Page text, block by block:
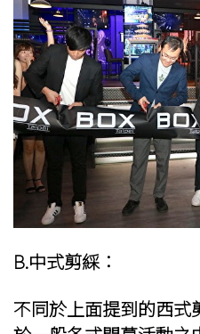
B.中式剪綵：
不同於上面提到的西